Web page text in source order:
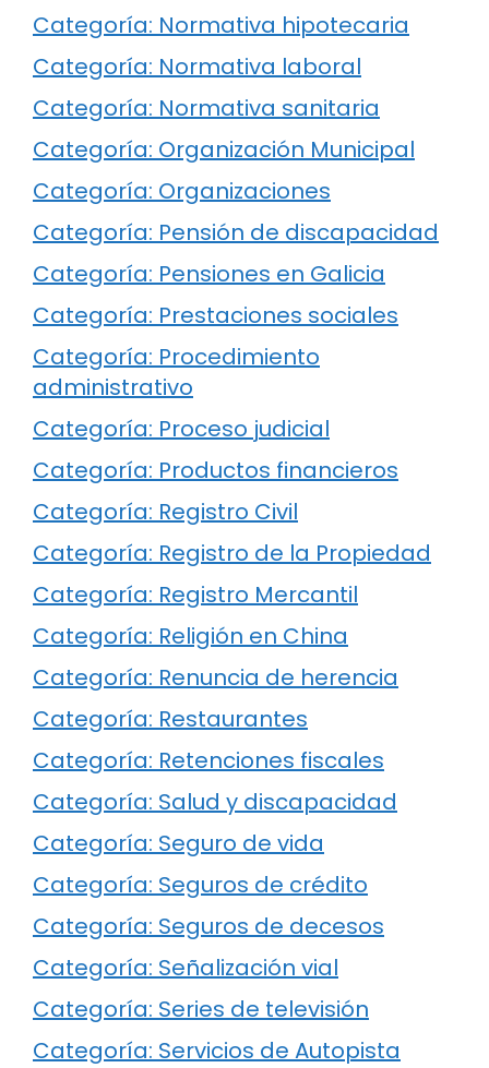
Categoría: Normativa hipotecaria
Categoría: Normativa laboral
Categoría: Normativa sanitaria
Categoría: Organización Municipal
Categoría: Organizaciones
Categoría: Pensión de discapacidad
Categoría: Pensiones en Galicia
Categoría: Prestaciones sociales
Categoría: Procedimiento
administrativo
Categoría: Proceso judicial
Categoría: Productos financieros
Categoría: Registro Civil
Categoría: Registro de la Propiedad
Categoría: Registro Mercantil
Categoría: Religión en China
Categoría: Renuncia de herencia
Categoría: Restaurantes
Categoría: Retenciones fiscales
Categoría: Salud y discapacidad
Categoría: Seguro de vida
Categoría: Seguros de crédito
Categoría: Seguros de decesos
Categoría: Señalización vial
Categoría: Series de televisión
Categoría: Servicios de Autopista